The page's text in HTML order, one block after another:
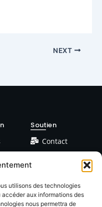
utilisons des technologies
aux informations des
nous permettra de
NEXT
Soutien
Contact